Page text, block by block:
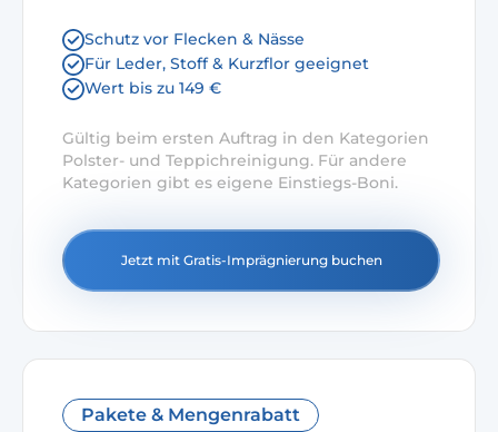
Schutz vor Flecken & Nässe
Für Leder, Stoff & Kurzflor geeignet
Wert bis zu 149 €
Gültig beim ersten Auftrag in den Kategorien
Polster- und Teppichreinigung. Für andere
Kategorien gibt es eigene Einstiegs-Boni.
Jetzt mit Gratis-Imprägnierung buchen
Pakete & Mengenrabatt